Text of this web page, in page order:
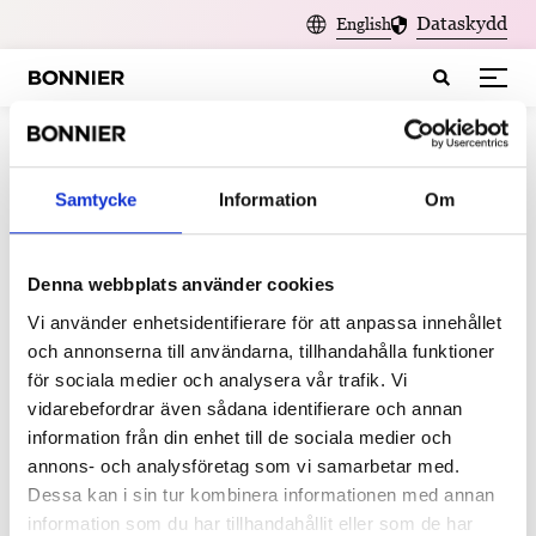
Samtycke Information Om
Denna webbplats använder cookies
Vi använder enhetsidentifierare för att anpassa innehållet
och annonserna till användarna, tillhandahålla funktioner
för sociala medier och analysera vår trafik. Vi
vidarebefordrar även sådana identifierare och annan
information från din enhet till de sociala medier och
annons- och analysföretag som vi samarbetar med.
Dessa kan i sin tur kombinera informationen med annan
information som du har tillhandahållit eller som de har
English Dataskydd
tjänster"
2018-07-05
Adlibris Go lanseras
Adlibris Go finns som iOS app här: App
store Adlibris Go och som
webbsida www.adlibrisgo.com och är den
senaste lanseringen från Adlibris Next,...